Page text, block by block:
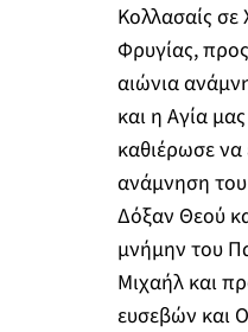
Κολλασαίς σε
Φρυγίας,
αιώνια
και η Αγία
καθιέρωσε
ανάμνηση
Δόξαν Θεού
μνήμην του
Μιχαήλ και
ευσεβών και